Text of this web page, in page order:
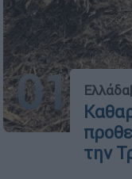
01 Ελλάδα|
την